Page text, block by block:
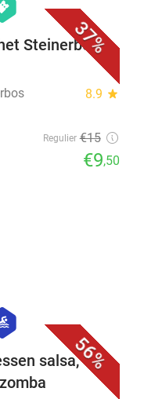
37%
Steinerbos +
8.9 star
Regulier €15
€9,50
56%
salsa,